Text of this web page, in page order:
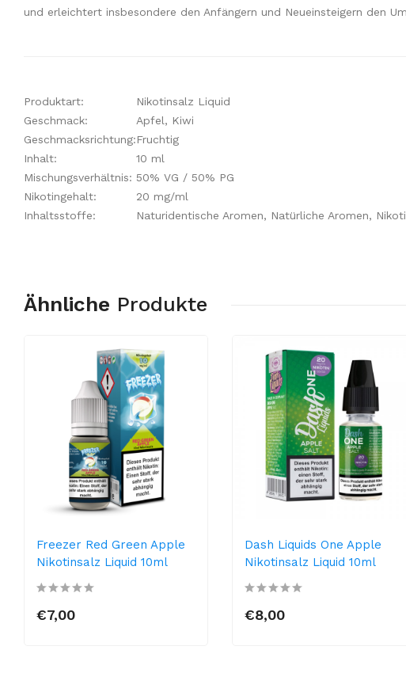
und erleichtert insbesondere den Anfängern und Neueinsteigern den
Produktart:
Nikotinsalz Liquid
Geschmack:
Apfel, Kiwi
Geschmacksrichtung:Fruchtig
Inhalt:
10 ml
Mischungsverhältnis: 50% VG / 50% PG
Nikotingehalt:
20 mg/ml
Inhaltsstoffe:
Naturidentische Aromen, Natürliche Aromen,
Ähnliche Produkte
Freezer Red Green Apple
Nikotinsalz Liquid 10ml
€7,00
Dash Liquids One Apple
Nikotinsalz Liquid 10ml
€8,00